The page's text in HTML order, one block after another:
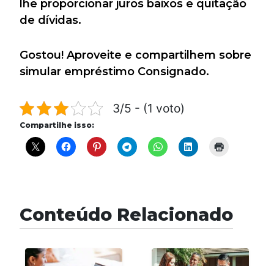
lhe proporcionar juros baixos e quitação
de dívidas.
Gostou! Aproveite e compartilhem sobre
simular empréstimo Consignado.
3/5 - (1 voto)
Compartilhe isso:
Conteúdo Relacionado